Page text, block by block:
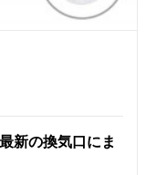
新の換気口にま